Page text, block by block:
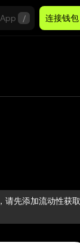
/ 连接钱包
请先添加流动性获取